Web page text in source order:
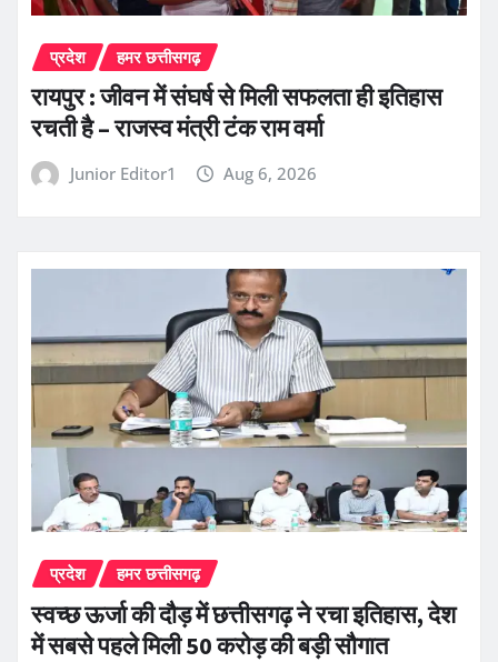
प्रदेश हमर छत्तीसगढ़
रायपुर : जीवन में संघर्ष से मिली सफलता ही इतिहास
रचती है – राजस्व मंत्री टंक राम वर्मा
Junior Editor1 Aug 6, 2026
प्रदेश हमर छत्तीसगढ़
स्वच्छ ऊर्जा की दौड़ में छत्तीसगढ़ ने रचा इतिहास, देश
में सबसे पहले मिली 50 करोड़ की बड़ी सौगात